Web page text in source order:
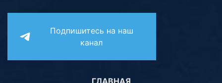
Комплектующие ПКПодпишитесь на наш
канал
ГЛАВНАЯ